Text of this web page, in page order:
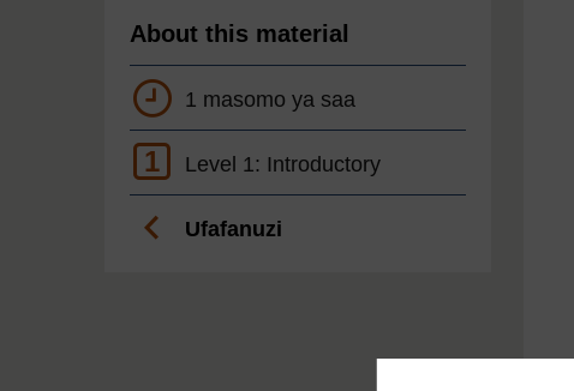
About this material
1 masomo ya saa
1 Level 1: Introductory
Ufafanuzi